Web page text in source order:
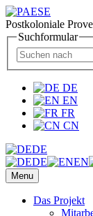
Postkoloniale
Suchformular
DE
EN
FR
CN
DE
DE
EN
Menu
Das Projekt